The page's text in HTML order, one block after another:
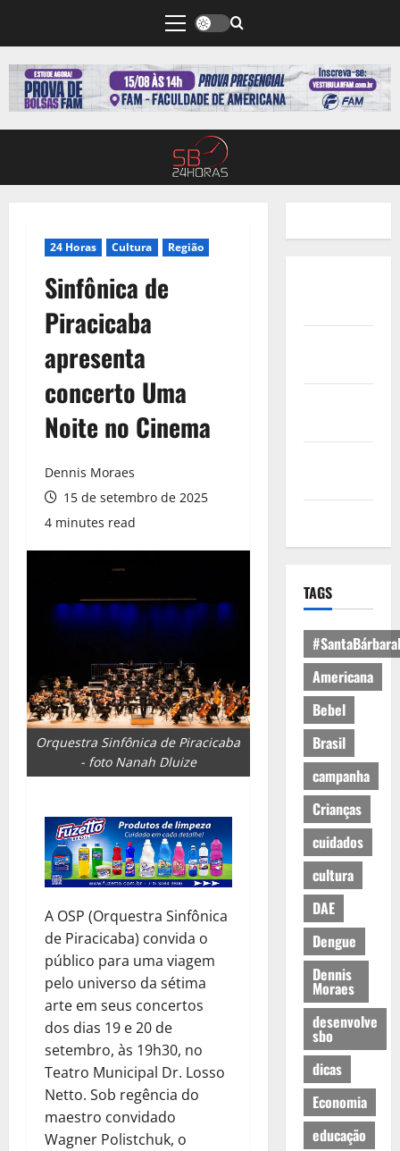
24 Horas Cultura Região
Sinfônica de
Piracicaba
apresenta
concerto Uma
Noite no Cinema
Dennis Moraes
15 de setembro de 2025
4 minutes read
Orquestra Sinfônica de Piracicaba
- foto Nanah Dluize
A OSP (Orquestra Sinfônica
de Piracicaba) convida o
público para uma viagem
pelo universo da sétima
arte em seus concertos
dos dias 19 e 20 de
setembro, às 19h30, no
Teatro Municipal Dr. Losso
Netto. Sob regência do
maestro convidado
Wagner Polistchuk, o
TAGS
Americana
Bebel
Brasil
campanha
Crianças
cuidados
cultura
DAE
Dengue
Dennis
Moraes
desenvolve
sbo
dicas
Economia
educação